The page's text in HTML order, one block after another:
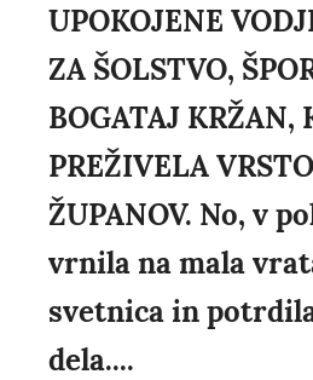
UPOKOJENE
ZA ŠOLSTVO,
BOGATAJ KRŽAN,
PREŽIVELA
ŽUPANOV. No, v
vrnila na mala
svetnica in
dela....